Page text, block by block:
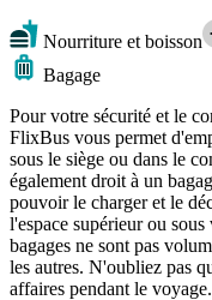
Nourriture et boisson
Bagage
Pour votre sécurité et le
FlixBus vous permet
sous le siège ou dans le
également droit à un
pouvoir le charger et le
l'espace supérieur ou
bagages ne sont pas
les autres. N'oubliez pas
affaires pendant le voyage.